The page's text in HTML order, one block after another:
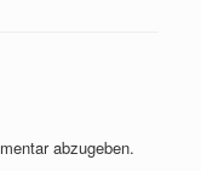
abzugeben.